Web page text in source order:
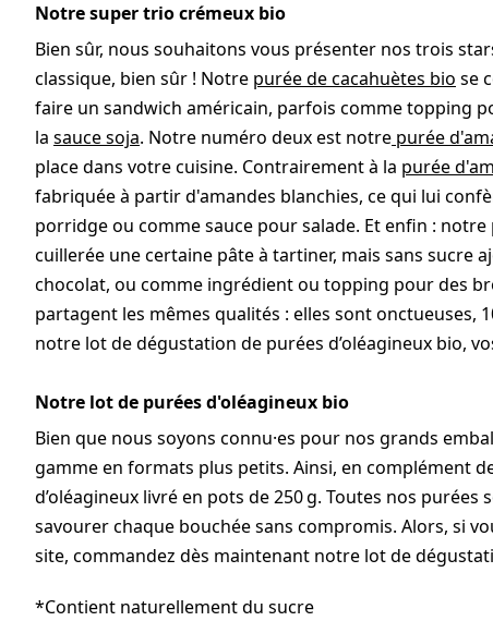
Notre super trio crémeux bio
Bien sûr, nous souhaitons vous présenter nos trois
classique, bien sûr ! Notre purée de cacahuètes bio se
faire un sandwich américain, parfois comme topping
la sauce soja. Notre numéro deux est notre purée
place dans votre cuisine. Contrairement à la purée
fabriquée à partir d'amandes blanchies, ce qui lui
porridge ou comme sauce pour salade. Et enfin : notre
cuillerée une certaine pâte à tartiner, mais sans sucre
chocolat, ou comme ingrédient ou topping pour des
partagent les mêmes qualités : elles sont onctueuses,
notre lot de dégustation de purées d’oléagineux bio,
Notre lot de purées d'oléagineux bio
Bien que nous soyons connu·es pour nos grands
gamme en formats plus petits. Ainsi, en complément
d’oléagineux livré en pots de 250 g. Toutes nos
savourer chaque bouchée sans compromis. Alors, si
site, commandez dès maintenant notre lot de
*Contient naturellement du sucre